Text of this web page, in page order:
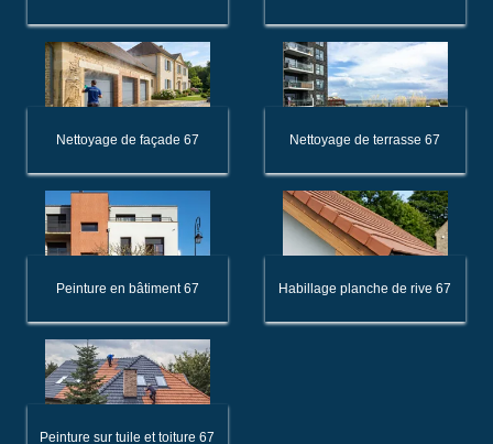
Nettoyage de façade 67 Nettoyage de terrasse 67
Peinture en bâtiment 67 Habillage planche de rive 67
Peinture sur tuile et toiture 67